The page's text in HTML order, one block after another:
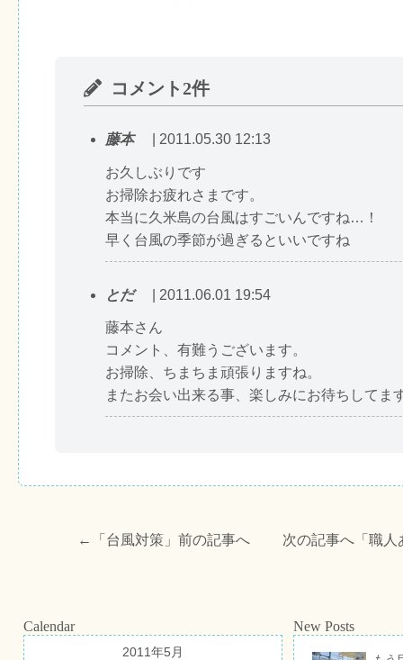
コメント2件
藤本 | 2011.05.30 12:13
お久しぶりです
お掃除お疲れさまです。
本当に久米島の台風はすごいんですね…！
早く台風の季節が過ぎるといいですね
とだ | 2011.06.01 19:54
藤本さん
コメント、有難うございます。
お掃除、ちまちま頑張りますね。
またお会い出来る事、楽しみにお待ちしてま
←「 台風対策 」前の記事へ 次の記事へ「 職人
Calendar
2011年5月
New Posts